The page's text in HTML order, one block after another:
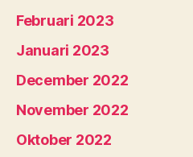
Februari 2023
Januari 2023
December 2022
November 2022
Oktober 2022